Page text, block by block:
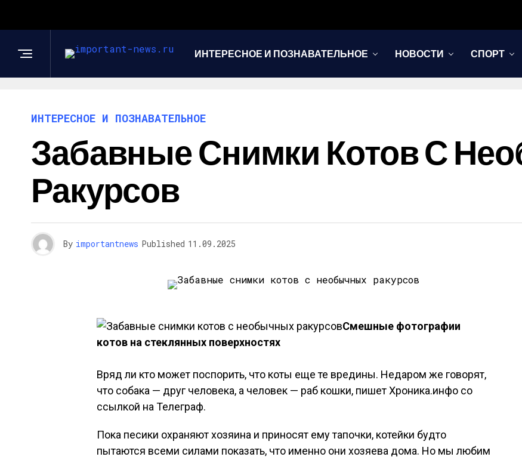
ИНТЕРЕСНОЕ И ПОЗНАВАТЕЛЬНОЕ НОВОСТИ СПОРТ
ИНТЕРЕСНОЕ И ПОЗНАВАТЕЛЬНОЕ
Забавные Снимки Котов С
Ракурсов
By importantnews Published 11.09.2025
Смешные фотографии
котов на стеклянных поверхностях
Вряд ли кто может поспорить, что коты еще те вредины. Недаром же говорят,
что собака — друг человека, а человек — раб кошки, пишет Хроника.инфо со
ссылкой на Телеграф.
Пока песики охраняют хозяина и приносят ему тапочки, котейки будто
пытаются всеми силами показать, что именно они хозяева дома. Но мы любим